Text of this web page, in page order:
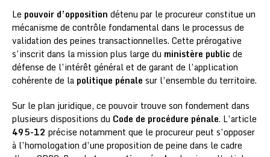
Le pouvoir d’opposition détenu par le procureur constitue un
mécanisme de contrôle fondamental dans le processus de
validation des peines transactionnelles. Cette prérogative
s’inscrit dans la mission plus large du ministère public de
défense de l’intérêt général et de garant de l’application
cohérente de la politique pénale sur l’ensemble du territoire.
Sur le plan juridique, ce pouvoir trouve son fondement dans
plusieurs dispositions du Code de procédure pénale. L’article
495-12 précise notamment que le procureur peut s’opposer
à l’homologation d’une proposition de peine dans le cadre